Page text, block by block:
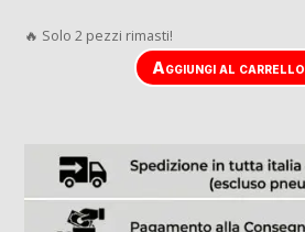
🔥 Solo 2 pezzi rimasti!
Aggiungi al carrello